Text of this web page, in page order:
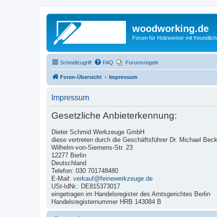
woodworking.de
Forum für Holzwerker mit
Schnellzugriff FAQ Forumsregeln
Foren-Übersicht Impressum
Impressum
Gesetzliche Anbieterkennung:
Dieter Schmid Werkzeuge GmbH
diese vertreten durch die Geschäftsführer Dr. Michael Beck
Wilhelm-von-Siemens-Str. 23
12277 Berlin
Deutschland
Telefon: 030 701748480
E-Mail: verkauf@feinewerkzeuge.de
USt-IdNr.: DE815373017
eingetragen im Handelsregister des Amtsgerichtes Berlin
Handelsregisternummer HRB 143084 B